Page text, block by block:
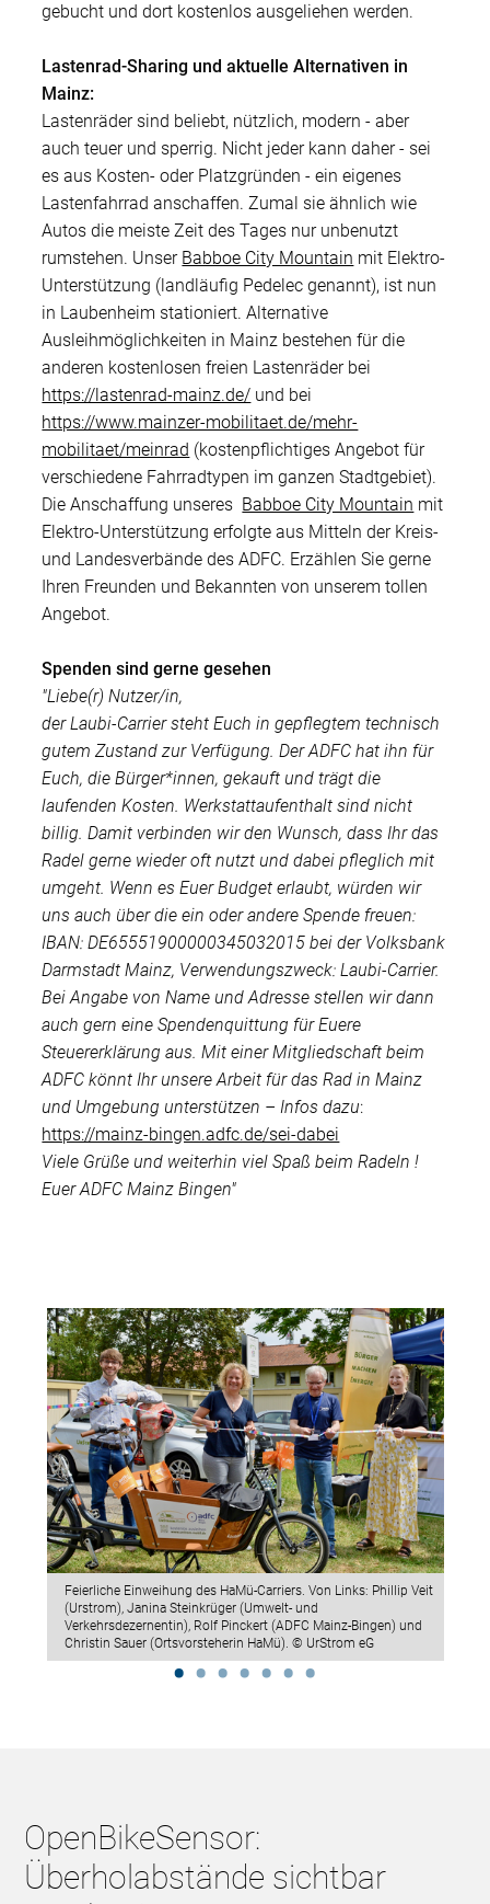
gebucht und dort kostenlos ausgeliehen werden.
Lastenrad-Sharing und aktuelle Alternativen in
Mainz:
Lastenräder sind beliebt, nützlich, modern - aber
auch teuer und sperrig. Nicht jeder kann daher - sei
es aus Kosten- oder Platzgründen - ein eigenes
Lastenfahrrad anschaffen. Zumal sie ähnlich wie
Autos die meiste Zeit des Tages nur unbenutzt
rumstehen. Unser Babboe City Mountain mit Elektro-
Unterstützung (landläufig Pedelec genannt), ist nun
in Laubenheim stationiert. Alternative
Ausleihmöglichkeiten in Mainz bestehen für die
anderen kostenlosen freien Lastenräder bei
https://lastenrad-mainz.de/ und bei
https://www.mainzer-mobilitaet.de/mehr-
mobilitaet/meinrad (kostenpflichtiges Angebot für
verschiedene Fahrradtypen im ganzen Stadtgebiet).
Die Anschaffung unseres Babboe City Mountain mit
Elektro-Unterstützung erfolgte aus Mitteln der Kreis-
und Landesverbände des ADFC. Erzählen Sie gerne
Ihren Freunden und Bekannten von unserem tollen
Angebot.
Spenden sind gerne gesehen
"Liebe(r) Nutzer/in,
der Laubi-Carrier steht Euch in gepflegtem technisch
gutem Zustand zur Verfügung. Der ADFC hat ihn für
Euch, die Bürger*innen, gekauft und trägt die
laufenden Kosten. Werkstattaufenthalt sind nicht
billig. Damit verbinden wir den Wunsch, dass Ihr das
Radel gerne wieder oft nutzt und dabei pfleglich mit
umgeht. Wenn es Euer Budget erlaubt, würden wir
uns auch über die ein oder andere Spende freuen:
IBAN: DE65551900000345032015 bei der Volksbank
Darmstadt Mainz, Verwendungszweck: Laubi-Carrier.
Bei Angabe von Name und Adresse stellen wir dann
auch gern eine Spendenquittung für Euere
Steuererklärung aus. Mit einer Mitgliedschaft beim
ADFC könnt Ihr unsere Arbeit für das Rad in Mainz
und Umgebung unterstützen – Infos dazu:
https://mainz-bingen.adfc.de/sei-dabei
Viele Grüße und weiterhin viel Spaß beim Radeln !
Euer ADFC Mainz Bingen"
Feierliche Einweihung des HaMü-Carriers. Von Links: Phillip Veit
(Urstrom), Janina Steinkrüger (Umwelt- und
Verkehrsdezernentin), Rolf Pinckert (ADFC Mainz-Bingen) und
Christin Sauer (Ortsvorsteherin HaMü). © UrStrom eG
OpenBikeSensor:
Überholabstände sichtbar